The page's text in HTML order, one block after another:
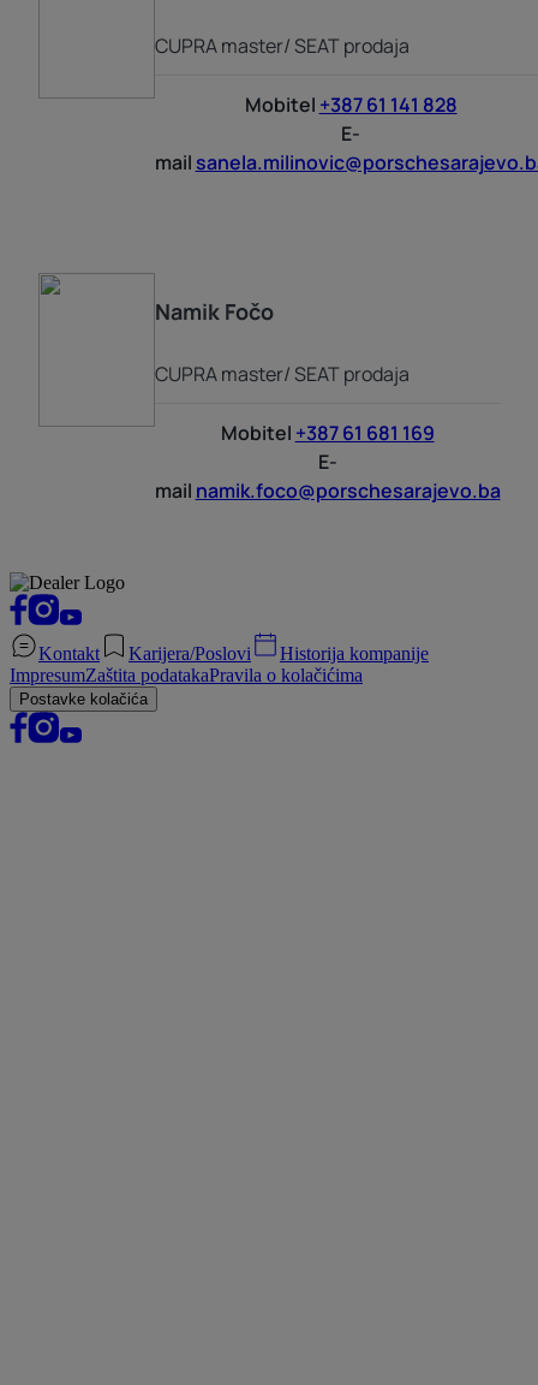
CUPRA master/ SEAT prodaja
Mobitel +387 61 141 828
E-
mail
Namik Fočo
CUPRA master/ SEAT prodaja
Mobitel +387 61 681 169
E-
mail namik.foco@porschesarajevo.ba
Kontakt Karijera/Poslovi
Historija kompanije
ImpresumZaštita podatakaPravila o kolačićima
Postavke kolačića